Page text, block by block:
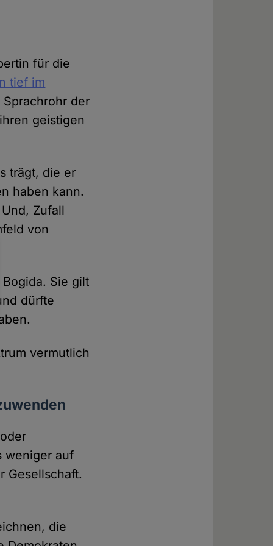
für die
tief im
der
geistigen
trägt, die er
haben kann.
Zufall
von
Sie gilt
dürfte
vermutlich
weniger auf
Gesellschaft.
die